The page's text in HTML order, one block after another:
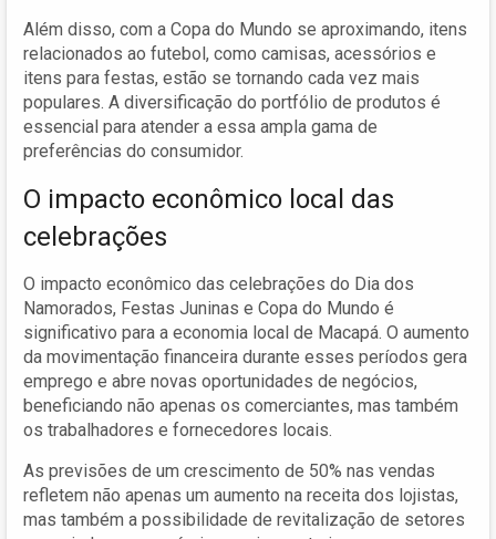
Além disso, com a Copa do Mundo se aproximando, itens
relacionados ao futebol, como camisas, acessórios e
itens para festas, estão se tornando cada vez mais
populares. A diversificação do portfólio de produtos é
essencial para atender a essa ampla gama de
preferências do consumidor.
O impacto econômico local das
celebrações
O impacto econômico das celebrações do Dia dos
Namorados, Festas Juninas e Copa do Mundo é
significativo para a economia local de Macapá. O aumento
da movimentação financeira durante esses períodos gera
emprego e abre novas oportunidades de negócios,
beneficiando não apenas os comerciantes, mas também
os trabalhadores e fornecedores locais.
As previsões de um crescimento de 50% nas vendas
refletem não apenas um aumento na receita dos lojistas,
mas também a possibilidade de revitalização de setores